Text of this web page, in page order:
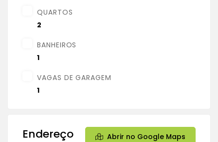
QUARTOS
2
BANHEIROS
1
VAGAS DE GARAGEM
1
Endereço Abrir no Google Maps